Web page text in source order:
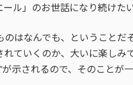
ル」のお世話になり続けた
はなんでも、ということだ
ていくのか、大いに楽しみ
示されるので、そのことが